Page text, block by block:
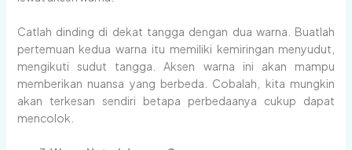
Catlah dinding di dekat tangga dengan dua warna. Buatlah
pertemuan kedua warna itu memiliki kemiringan menyudut,
mengikuti sudut tangga. Aksen warna ini akan mampu
memberikan nuansa yang berbeda. Cobalah, kita mungkin
akan terkesan sendiri betapa perbedaanya cukup dapat
mencolok.